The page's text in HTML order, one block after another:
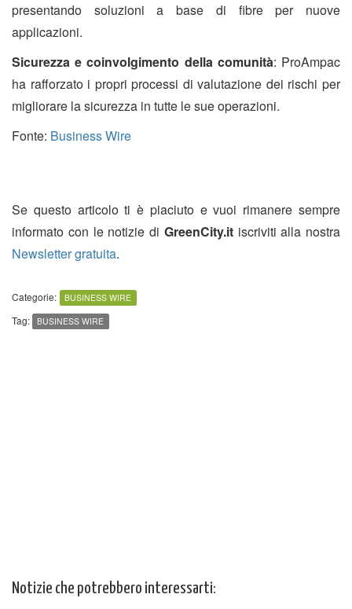
presentando soluzioni a base di fibre per nuove
applicazioni.
Sicurezza e coinvolgimento della comunità: ProAmpac
ha rafforzato i propri processi di valutazione dei rischi per
migliorare la sicurezza in tutte le sue operazioni.
Fonte: Business Wire
Se questo articolo ti è piaciuto e vuoi rimanere sempre
informato con le notizie di GreenCity.itiscriviti alla nostra
Newsletter gratuita.
Categorie: BUSINESS WIRE
Tag: BUSINESS WIRE
Notizie che potrebbero interessarti: